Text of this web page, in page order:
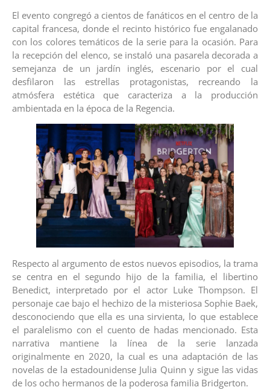
El evento congregó a cientos de fanáticos en el centro de la
capital francesa, donde el recinto histórico fue engalanado
con los colores temáticos de la serie para la ocasión. Para
la recepción del elenco, se instaló una pasarela decorada a
semejanza de un jardín inglés, escenario por el cual
desfilaron las estrellas protagonistas, recreando la
atmósfera estética que caracteriza a la producción
ambientada en la época de la Regencia.
Respecto al argumento de estos nuevos episodios, la trama
se centra en el segundo hijo de la familia, el libertino
Benedict, interpretado por el actor Luke Thompson. El
personaje cae bajo el hechizo de la misteriosa Sophie Baek,
desconociendo que ella es una sirvienta, lo que establece
el paralelismo con el cuento de hadas mencionado. Esta
narrativa mantiene la línea de la serie lanzada
originalmente en 2020, la cual es una adaptación de las
novelas de la estadounidense Julia Quinn y sigue las vidas
de los ocho hermanos de la poderosa familia Bridgerton.